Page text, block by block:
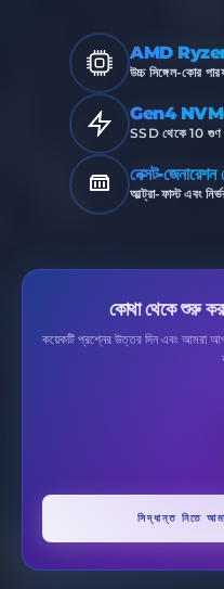
AMD
উচ্চ সিঙ্গেল-কোর
Gen4
SSD থেকে 10
নেক্সট-জেনারেশন
আল্ট্রা-ফাস্ট এবং
কোথা থেকে শুরু
কয়েকটি প্রশ্নের উত্তর দিন এবং আমরা
সিদ্ধান্ত নিতে